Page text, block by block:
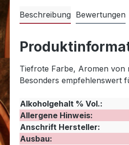
Beschreibung Bewertungen
Tiefrote Farbe, Aromen von
Besonders empfehlenswert
Alkoholgehalt % Vol.:
Allergene Hinweis:
Anschrift Hersteller:
Ausbau: